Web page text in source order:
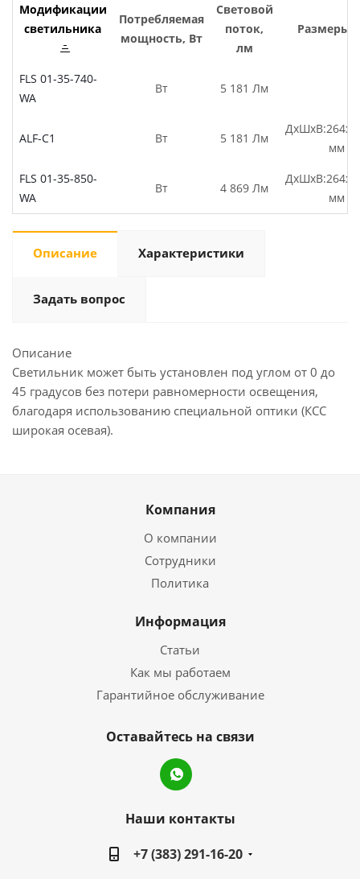
Модификации
светильника
Потребляемая
мощность, Вт
Световой
поток,
лм
Размеры,
FLS 01-35-740-
WA
Вт 5 181 Лм
ALF-C1 Вт 5 181 Лм
мм
FLS 01-35-850-
WA
Вт 4 869 Лм
мм
Описание Характеристики
Задать вопрос
Описание
Светильник может быть установлен под углом от 0 до
45 градусов без потери равномерности освещения,
благодаря использованию специальной оптики (КСС
широкая осевая).
Компания
О компании
Сотрудники
Политика
Информация
Статьи
Как мы работаем
Гарантийное обслуживание
Оставайтесь на связи
Наши контакты
+7 (383) 291-16-20